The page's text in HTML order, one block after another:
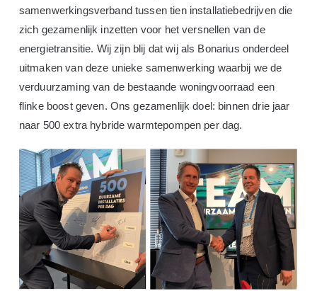
samenwerkingsverband tussen tien installatiebedrijven die
zich gezamenlijk inzetten voor het versnellen van de
energietransitie. Wij zijn blij dat wij als Bonarius onderdeel
uitmaken van deze unieke samenwerking waarbij we de
verduurzaming van de bestaande woningvoorraad een
flinke boost geven. Ons gezamenlijk doel: binnen drie jaar
naar 500 extra hybride warmtepompen per dag.